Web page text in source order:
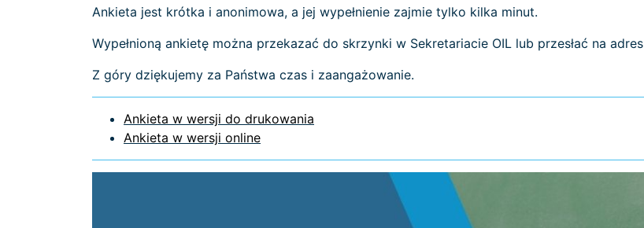
Ankieta jest krótka i anonimowa, a jej wypełnienie zajmie tylko kilka minut.
Wypełnioną ankietę można przekazać do skrzynki w Sekretariacie OIL lub przesłać na adres
Z góry dziękujemy za Państwa czas i zaangażowanie.
Ankieta w wersji do drukowania
Ankieta w wersji online